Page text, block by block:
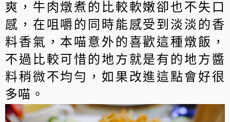
爽，牛肉燉煮的比較軟嫩卻也不失口
感，在咀嚼的同時能感受到淡淡的香
料香氣，本喵意外的喜歡這種燉飯，
不過比較可惜的地方就是有的地方醬
料稍微不均勻，如果改進這點會好很
多喵。